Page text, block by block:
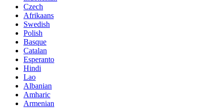
Czech
Afrikaans
Swedish
Polish
Basque
Catalan
Esperanto
Hindi
Lao
Albanian
Amharic
Armenian